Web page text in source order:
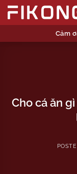
Skip
Cảm
Cho cá ăn